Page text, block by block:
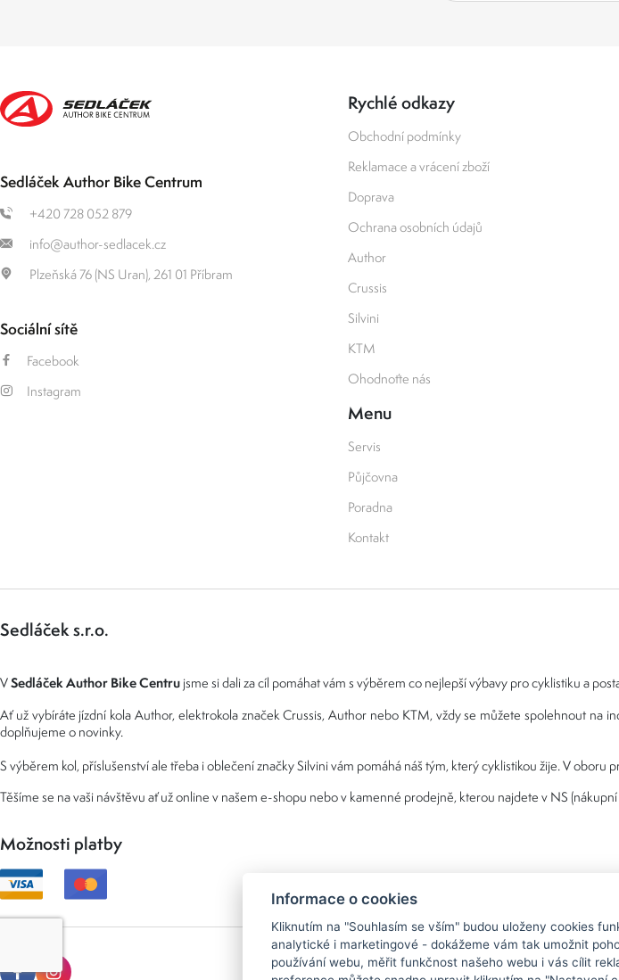
Sedláček Author Bike Centrum
+420 728 052 879
info@author-sedlacek.cz
Plzeňská 76 (NS Uran), 261 01 Příbram
Sociální sítě
Facebook
Instagram
Rychlé odkazy
Obchodní podmínky
Reklamace a vrácení zboží
Doprava
Ochrana osobních údajů
Author
Crussis
Silvini
KTM
Ohodnoťte nás
Menu
Servis
Půjčovna
Poradna
Kontakt
Sedláček s.r.o.
VSedláček Author Bike Centru jsme si dali za cíl pomáhat vám s výběrem co nejlepší výbavy pro cyklistiku a
Ať už vybíráte jízdní kola Author, elektrokola značek Crussis, Author nebo KTM, vždy se můžete spolehnout na
doplňujeme o novinky.
S výběrem kol, příslušenství ale třeba i oblečení značky Silvini vám pomáhá náš tým, který cyklistikou žije. V oboru
Těšíme se na vaši návštěvu ať už online v našem e-shopu nebo v kamenné prodejně, kterou najdete v NS
Možnosti platby
Informace o cookies
Kliknutím na "Souhlasím se vším" budou uloženy cookies
analytické i marketingové - dokážeme vám tak umožnit
používání webu, měřit funkčnost našeho webu i vás cílit